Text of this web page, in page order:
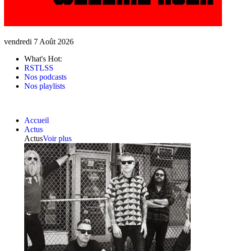
vendredi 7 Août 2026
What's Hot:
RSTLSS
Nos podcasts
Nos playlists
Accueil
Actus
ActusVoir plus